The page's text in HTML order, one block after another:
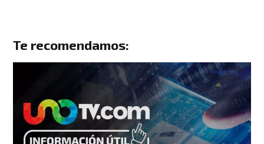
Te recomendamos: